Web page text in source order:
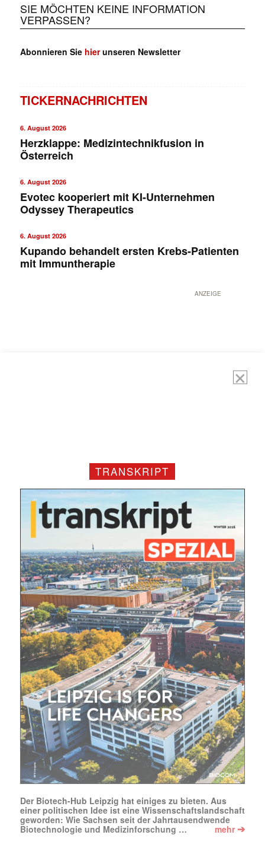
SIE MÖCHTEN KEINE INFORMATION
VERPASSEN?
Abonnieren Sie hierunseren Newsletter
TICKERNACHRICHTEN
6. August 2026
Herzklappe: Medizintechnikfusion in
Österreich
6. August 2026
Evotec kooperiert mit KI-Unternehmen
Odyssey Therapeutics
6. August 2026
Kupando behandelt ersten Krebs-Patienten
mit Immuntherapie
ANZEIGE
TRANSKRIPT
Der Biotech-Hub Leipzig hat einiges zu bieten. Aus
einer politischen Idee ist eine Wissenschaftslandschaft
geworden: Wie Sachsen seit der Jahrtausendwende
Biotechnologie und Medizinforschung …
mehr ➔